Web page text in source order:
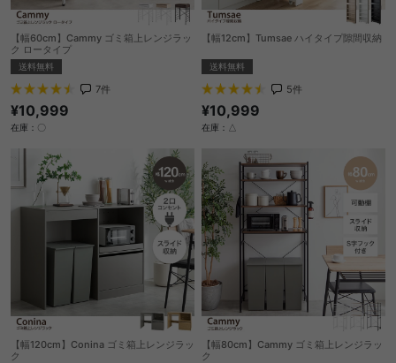
【幅60cm】Cammy ゴミ箱上レンジラッ
ク ロータイプ
送料無料
7件
¥10,999
在庫：〇
【幅12cm】Tumsae ハイタイプ隙間収納
送料無料
5件
¥10,999
在庫：△
【幅120cm】Conina ゴミ箱上レンジラッ
ク
【幅80cm】Cammy ゴミ箱上レンジラッ
ク